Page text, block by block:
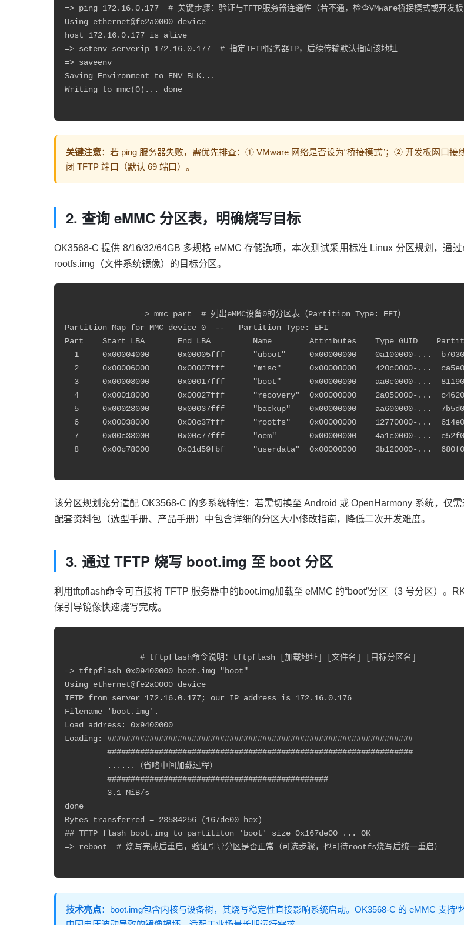
=> ping 172.16.0.177  # 关键步骤：验证与TFTP服务器连通性（若不通，检查VMware桥接模式或开发板
Using ethernet@fe2a0000 device
host 172.16.0.177 is alive
=> setenv serverip 172.16.0.177  # 指定TFTP服务器IP，后续传输默认指向该地址
=> saveenv
Saving Environment to ENV_BLK...
Writing to mmc(0)... done
关键注意：若 ping 服务器失败，需优先排查：① VMware 网络是否设为“桥接模式”；② 开发板网口
闭 TFTP 端口（默认 69 端口）。
2. 查询 eMMC 分区表，明确烧写目标
OK3568-C 提供 8/16/32/64GB 多规格 eMMC 存储选项，本次测试采用标准 Linux 分区规划，通
rootfs.img（文件系统镜像）的目标分区。
Partition Map for MMC device 0  --   Partition Type: EFI
Part    Start LBA       End LBA         Name        Attributes    Type GUID
1     0x00004000      0x00005fff      "uboot"     0x00000000    0a100000-...
2     0x00006000      0x00007fff      "misc"      0x00000000    420c0000-...
3     0x00008000      0x00017fff      "boot"      0x00000000    aa0c0000-...
4     0x00018000      0x00027fff      "recovery"  0x00000000    2a050000-...
5     0x00028000      0x00037fff      "backup"    0x00000000    aa600000-...
6     0x00038000      0x00c37fff      "rootfs"    0x00000000    12770000-...
7     0x00c38000      0x00c77fff      "oem"       0x00000000    4a1c0000-...
8     0x00c78000      0x01d59fbf      "userdata"  0x00000000    3b120000-...
该分区规划充分适配 OK3568-C 的多系统特性：若需切换至 Android 或 OpenHarmony 系统，仅
配套资料包（选型手册、产品手册）中包含详细的分区大小修改指南，降低二次开发难度。
3. 通过 TFTP 烧写 boot.img 至 boot 分区
利用tftpflash命令可直接将 TFTP 服务器中的boot.img加载至 eMMC 的“boot”分区（3 号分区）。
保引导镜像快速烧写完成。
=> tftpflash 0x09400000 boot.img "boot"
Using ethernet@fe2a0000 device
TFTP from server 172.16.0.177; our IP address is 172.16.0.176
Filename 'boot.img'.
Load address: 0x9400000
Loading: #################################################################
         #################################################################
         ......（省略中间加载过程）
         ###############################################
         3.1 MiB/s
done
Bytes transferred = 23584256 (167de00 hex)
## TFTP flash boot.img to partititon 'boot' size 0x167de00 ... OK
=> reboot  # 烧写完成后重启，验证引导分区是否正常（可选步骤，也可待rootfs烧写后统一重启）
技术亮点：boot.img包含内核与设备树，其烧写稳定性直接影响系统启动。OK3568-C 的 eMMC 支持